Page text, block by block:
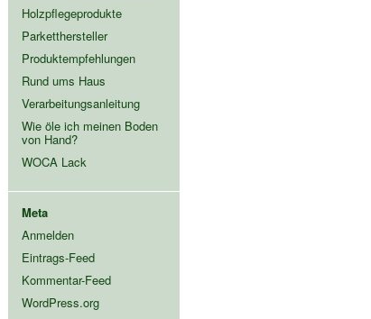
Holzpflegeprodukte
Parketthersteller
Produktempfehlungen
Rund ums Haus
Verarbeitungsanleitung
Wie öle ich meinen Boden
von Hand?
WOCA Lack
Meta
Anmelden
Eintrags-Feed
Kommentar-Feed
WordPress.org